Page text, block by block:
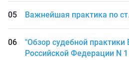
Важнейшая практика по
"Обзор судебной практики
Российской Федерации N